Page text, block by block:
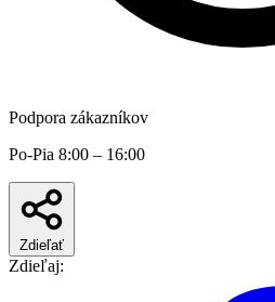
Podpora zákazníkov
Po-Pia 8:00 – 16:00
Zdieľať
Zdieľaj: